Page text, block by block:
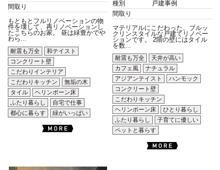
間取り
もともとフルリノベーションの物
件を壊して、再リノベーションし
たこちらのお家。 昼は緑豊かでや
わら...
耐震も万全
和テイスト
コンクリート壁
こだわりインテリア
こだわりキッチン
無垢の木
タイル
ヘリンボーン床
ふたり暮らし
自宅で仕事
都心に暮らす
緑がいっぱい
種別
戸建事例
間取り
マテリアルにこだわった、ブルッ
クリンスタイルな戸建てリノベー
ションです。 2階の壁にはタイル
を数...
耐震も万全
天井が高い
カフェ風
ナチュラル
アジアンテイスト
ハンモック
コンクリート壁
こだわりキッチン
ヘリンボーン床
ひとり暮らし
ふたり暮らし
子育てに優しい
ペットと暮らす